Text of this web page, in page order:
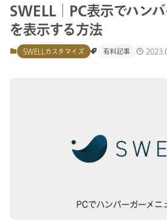
SWELL│PC表示でハンバ
を表示する方法
SWELLカスタマイズ 有料記事